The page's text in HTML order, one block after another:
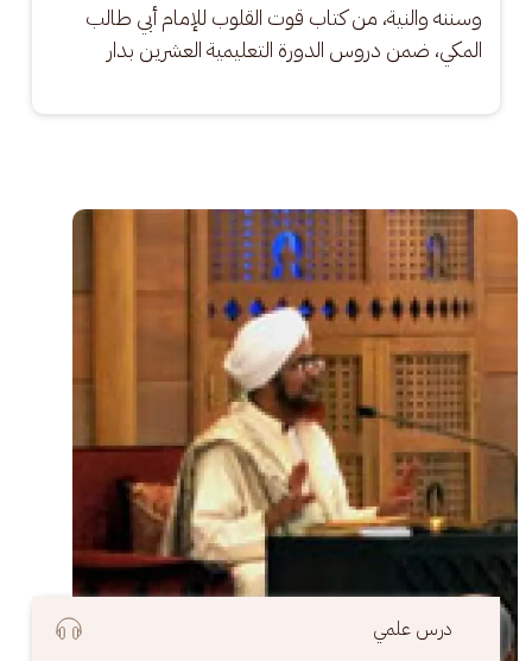
وسننه والنية، من كتاب قوت القلوب للإمام أبي طالب
المكي، ضمن دروس الدورة التعليمية العشرين بدار
الصورة
درس علمي